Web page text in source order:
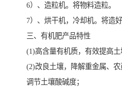
6）、造粒机。将物料造粒。
7）、烘干机，冷却机。将造
三、有机肥产品特性
(1)高含量有机质，有效提高土
(2)改良土壤，降解重金属、农
调节土壤酸碱度；